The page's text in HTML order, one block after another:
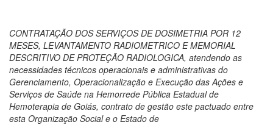
CONTRATAÇÃO DOS SERVIÇOS DE DOSIMETRIA POR 12
MESES, LEVANTAMENTO RADIOMETRICO E MEMORIAL
DESCRITIVO DE PROTEÇÃO RADIOLOGICA, atendendo as
necessidades técnicos operacionais e administrativas do
Gerenciamento, Operacionalização e Execução das Ações e
Serviços de Saúde na Hemorrede Pública Estadual de
Hemoterapia de Goiás, contrato de gestão este pactuado entre
esta Organização Social e o Estado de